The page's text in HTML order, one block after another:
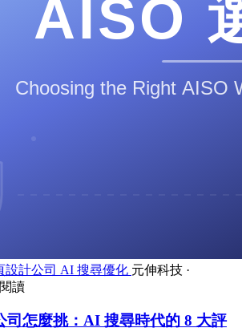
設計公司 AI 搜尋優化 元伸科技 ·
讀
司怎麼挑：AI 搜尋時代的 8 大評